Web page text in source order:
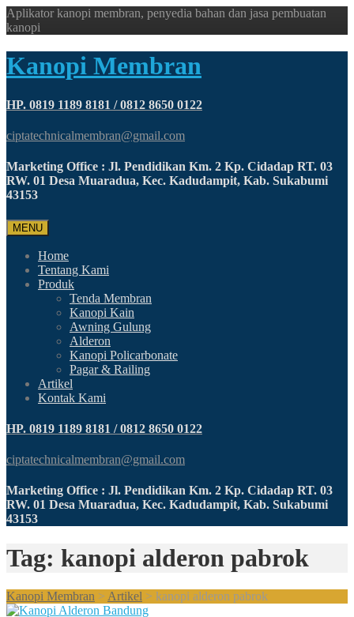
Aplikator kanopi membran, penyedia bahan dan jasa pembuatan
kanopi
Kanopi Membran
HP. 0819 1189 8181 / 0812 8650 0122
ciptatechnicalmembran@gmail.com
Marketing Office : Jl. Pendidikan Km. 2 Kp. Cidadap RT. 03
RW. 01 Desa Muaradua, Kec. Kadudampit, Kab. Sukabumi
43153
MENU
Home
Tentang Kami
Produk
Tenda Membran
Kanopi Kain
Awning Gulung
Alderon
Kanopi Policarbonate
Pagar & Railing
Artikel
Kontak Kami
HP. 0819 1189 8181 / 0812 8650 0122
ciptatechnicalmembran@gmail.com
Marketing Office : Jl. Pendidikan Km. 2 Kp. Cidadap RT. 03
RW. 01 Desa Muaradua, Kec. Kadudampit, Kab. Sukabumi
43153
Tag: kanopi alderon pabrok
Kanopi Membran > Artikel > kanopi alderon pabrok